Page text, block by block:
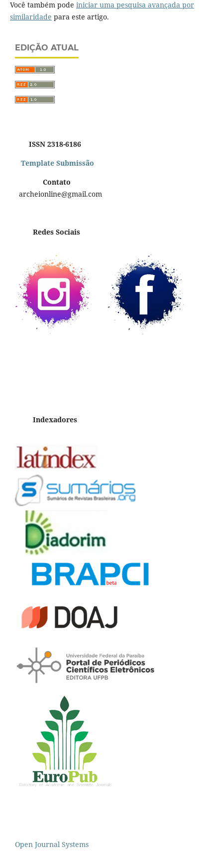
Você também pode iniciar uma pesquisa avançada por
similaridade para este artigo.
EDIÇÃO ATUAL
ISSN 2318-6186
Template Submissão
Contato
archeionline@gmail.com
Redes Sociais
Indexadores
Open Journal Systems